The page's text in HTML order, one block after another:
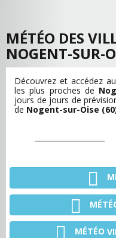
MÉTÉO DES
NOGENT-SUR-
Découvrez et accédez
les plus proches de
jours de jours de
de Nogent-sur-Oise
MÉTÉO